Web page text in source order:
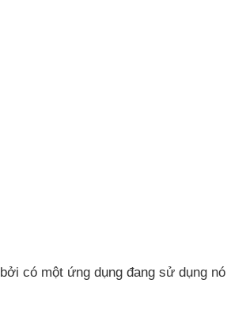
bởi có một ứng dụng đang sử dụng nó